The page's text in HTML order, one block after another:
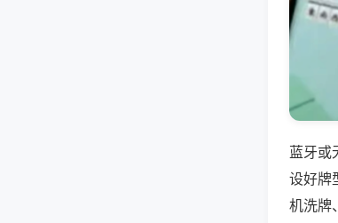
蓝牙或
设好牌
机洗牌